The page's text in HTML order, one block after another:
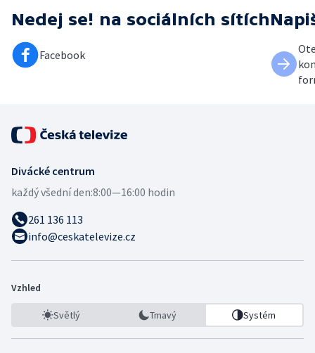
Nedej se! na sociálních sítích
Facebook
Divácké centrum
každý všední den:8:00—16:00 hodin
261 136 113
info@ceskatelevize.cz
Vzhled
Světlý Tmavý Systém